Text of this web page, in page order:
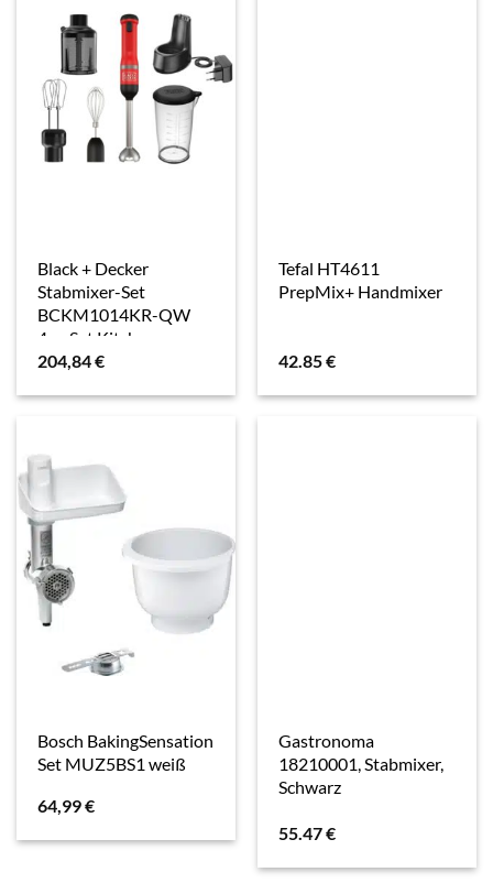
Black + Decker
Stabmixer-Set
BCKM1014KR-QW
4er-Set Kitchen
Wand™
204,84€
Tefal HT4611
PrepMix+ Handmixer
42.85€
Bosch BakingSensation
Set MUZ5BS1 weiß
64,99€
Gastronoma
18210001, Stabmixer,
Schwarz
55.47€